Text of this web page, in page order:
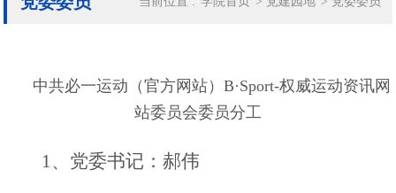
中共必一运动（官方网站）B·Sport-权威运动资讯网
站委员会委员分工
1、党委书记：郝伟